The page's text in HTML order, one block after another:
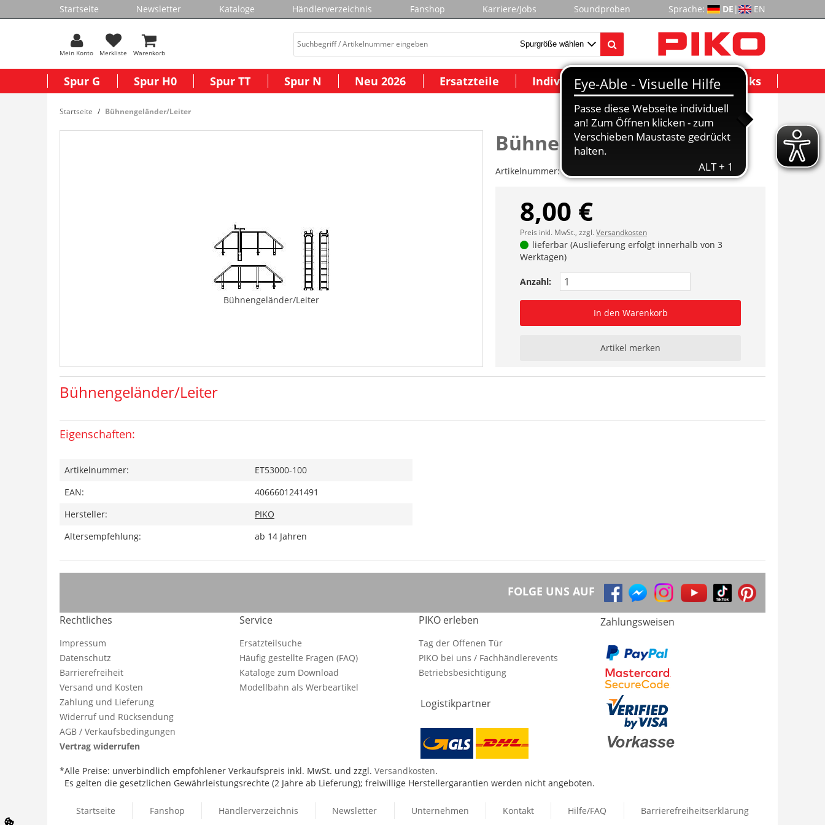
Startseite Newsletter Kataloge Händlerverzeichnis Fanshop Karriere/Jobs Soundproben Sprache: DE | EN
Mein Konto Merkliste Warenkorb
Spur G Spur H0 Spur TT Spur N Neu 2026 Ersatzteile Individuelle Modelle Wichtige Links
Startseite Bühnengeländer/Leiter
Bühnengeländer/Leiter
Bühnengeländer/Leiter
Artikelnummer:ET53000-100
8,00 €
Preis inkl. MwSt., zzgl.Versandkosten
lieferbar (Auslieferung erfolgt innerhalb von 3
Werktagen)
Anzahl:
In den Warenkorb
Artikel merken
Bühnengeländer/Leiter
Eigenschaften:
Artikelnummer:
ET53000-100
EAN:
4066601241491
Hersteller:
PIKO
Altersempfehlung:
ab 14 Jahren
FOLGE UNS AUF
Rechtliches
Impressum
Datenschutz
Barrierefreiheit
Versand und Kosten
Zahlung und Lieferung
Widerruf und Rücksendung
AGB / Verkaufsbedingungen
Vertrag widerrufen
Service
Ersatzteilsuche
Häufig gestellte Fragen (FAQ)
Kataloge zum Download
Modellbahn als Werbeartikel
PIKO erleben
Tag der Offenen Tür
PIKO bei uns / Fachhändlerevents
Betriebsbesichtigung
Logistikpartner
Zahlungsweisen
*Alle Preise: unverbindlich empfohlener Verkaufspreis inkl. MwSt. und zzgl. Versandkosten.
Es gelten die gesetzlichen Gewährleistungsrechte (2 Jahre ab Lieferung); freiwillige Herstellergarantien werden nicht angeboten.
Startseite Fanshop Händlerverzeichnis Newsletter Unternehmen Kontakt Hilfe/FAQ Barrierefreiheitserklärung